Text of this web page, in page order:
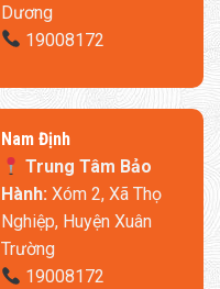
Dương
19008172
​Nam Định
Trung Tâm Bảo
Hành:Xóm 2, Xã Thọ
Nghiệp, Huyện Xuân
Trường
19008172